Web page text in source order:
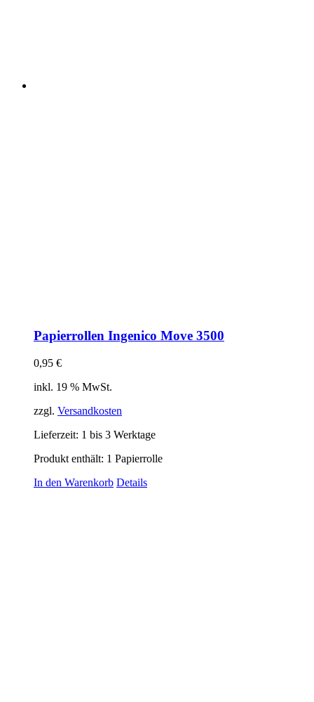
Papierrollen Ingenico Move 3500
0,95 €
inkl. 19 % MwSt.
zzgl. Versandkosten
Lieferzeit: 1 bis 3 Werktage
Produkt enthält: 1 Papierrolle
In den Warenkorb Details